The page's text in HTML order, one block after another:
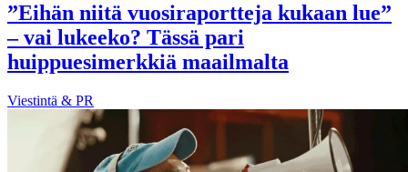
”Eihän niitä vuosiraportteja kukaan lue”
– vai lukeeko? Tässä pari
huippuesimerkkiä maailmalta
Viestintä & PR